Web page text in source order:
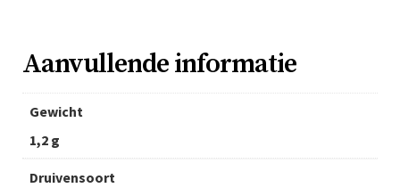
Aanvullende informatie
Gewicht
1,2 g
Druivensoort